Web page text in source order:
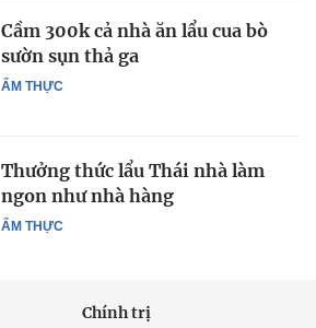
ẨM THỰC
Cầm 300k cả nhà ăn lẩu cua bò
sườn sụn thả ga
ẨM THỰC
Thưởng thức lẩu Thái nhà làm
ngon như nhà hàng
Chính trị